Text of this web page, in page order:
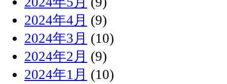
2024年4月 (9)
2024年3月 (10)
2024年2月 (9)
2024年1月 (10)